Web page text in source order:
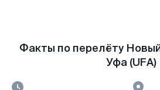
Факты по перелёту
Уфа (UFA)